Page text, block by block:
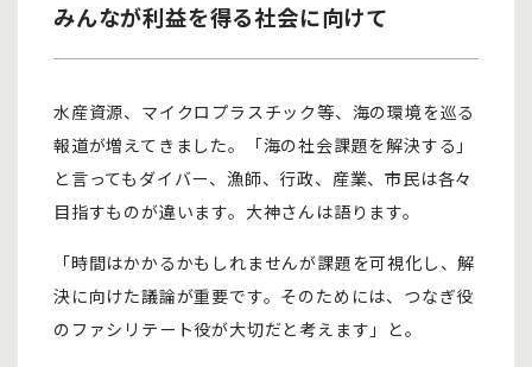
みんなが利益を得る社会に向けて
水産資源、マイクロプラスチック等、海の環境を巡る
報道が増えてきました。「海の社会課題を解決する」
と言ってもダイバー、漁師、行政、産業、市民は各々
目指すものが違います。大神さんは語ります。
「時間はかかるかもしれませんが課題を可視化し、解
決に向けた議論が重要です。そのためには、つなぎ役
のファシリテート役が大切だと考えます」と。